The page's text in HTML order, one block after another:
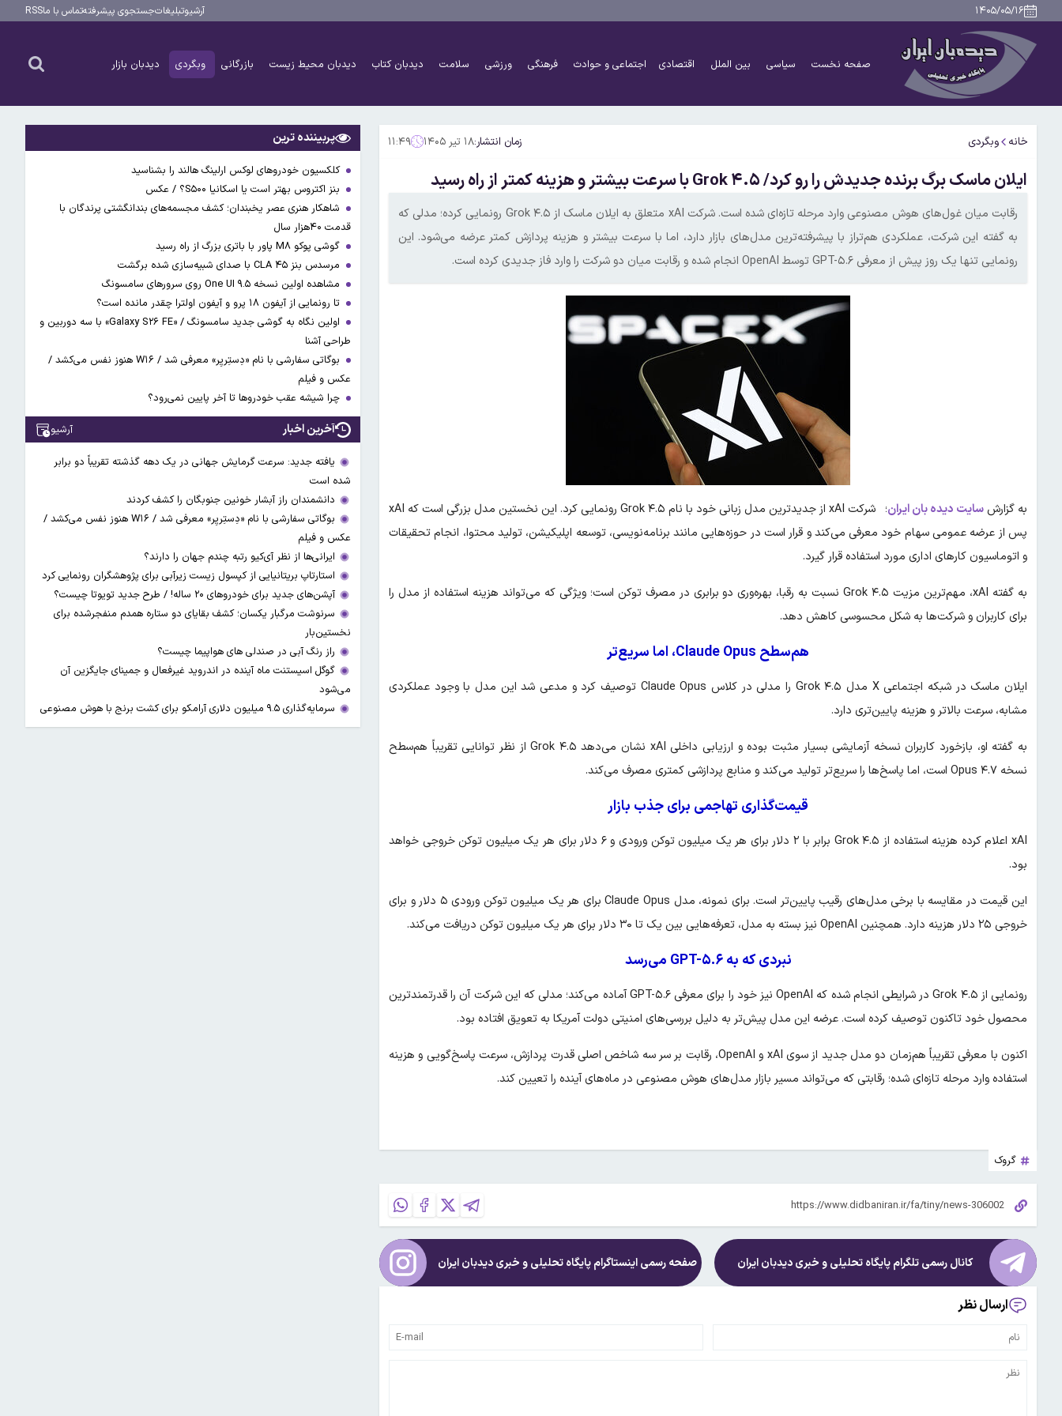
۱۴۰۵/۰۵/۱۶ آرشیوتبلیغاتجستجوی پیشرفتهتماس با ماRSS
صفحه نخست سیاسی بین الملل اقتصادی اجتماعی و حوادث فرهنگی ورزشی سلامت دیدبان کتاب دیدبان محیط زیست بازرگانی وبگردی دیدبان بازار
خانه وبگردی زمان انتشار:۱۸ تیر ۱۴۰۵ ۱۱:۴۹
ایلان ماسک برگ برنده جدیدش را رو کرد/ Grok ۴.۵ با سرعت بیشتر و هزینه کمتر از راه رسید
رقابت میان غول‌های هوش مصنوعی وارد مرحله تازه‌ای شده است. شرکت xAI متعلق به ایلان ماسک از Grok ۴.۵ رونمایی کرده؛ مدلی که
به گفته این شرکت، عملکردی هم‌تراز با پیشرفته‌ترین مدل‌های بازار دارد، اما با سرعت بیشتر و هزینه پردازش کمتر عرضه می‌شود. این
رونمایی تنها یک روز پیش از معرفی GPT-۵.۶ توسط OpenAI انجام شده و رقابت میان دو شرکت را وارد فاز جدیدی کرده است.
به گزارشسایت دیده بان ایران
؛ شرکت xAI از جدیدترین مدل زبانی خود با نام Grok ۴.۵ رونمایی کرد. این نخستین مدل بزرگی است که xAI
پس از عرضه عمومی سهام خود معرفی می‌کند و قرار است در حوزه‌هایی مانند برنامه‌نویسی، توسعه اپلیکیشن، تولید محتوا، انجام تحقیقات
و اتوماسیون کارهای اداری مورد استفاده قرار گیرد.
به گفته xAI، مهم‌ترین مزیت Grok ۴.۵ نسبت به رقبا، بهره‌وری دو برابری در مصرف توکن است؛ ویژگی‌ که می‌تواند هزینه استفاده از مدل را
برای کاربران و شرکت‌ها به شکل محسوسی کاهش دهد.
هم‌سطح Claude Opus، اما سریع‌تر
ایلان ماسک در شبکه اجتماعی X مدل Grok ۴.۵ را مدلی در کلاس Claude Opus توصیف کرد و مدعی شد این مدل با وجود عملکردی
مشابه، سرعت بالاتر و هزینه پایین‌تری دارد.
به گفته او، بازخورد کاربران نسخه آزمایشی بسیار مثبت بوده و ارزیابی داخلی xAI نشان می‌دهد Grok ۴.۵ از نظر توانایی تقریباً هم‌سطح
نسخه Opus ۴.۷ است، اما پاسخ‌ها را سریع‌تر تولید می‌کند و منابع پردازشی کمتری مصرف می‌کند.
قیمت‌گذاری تهاجمی برای جذب بازار
xAI اعلام کرده هزینه استفاده از Grok ۴.۵ برابر با ۲ دلار برای هر یک میلیون توکن ورودی و ۶ دلار برای هر یک میلیون توکن خروجی خواهد
بود.
این قیمت در مقایسه با برخی مدل‌های رقیب پایین‌تر است. برای نمونه، مدل Claude Opus برای هر یک میلیون توکن ورودی ۵ دلار و برای
خروجی ۲۵ دلار هزینه دارد. همچنین OpenAI نیز بسته به مدل، تعرفه‌هایی بین یک تا ۳۰ دلار برای هر یک میلیون توکن دریافت می‌کند.
نبردی که به GPT-۵.۶ می‌رسد
رونمایی از Grok ۴.۵ در شرایطی انجام شده که OpenAI نیز خود را برای معرفی GPT-۵.۶ آماده می‌کند؛ مدلی که این شرکت آن را قدرتمندترین
محصول خود تاکنون توصیف کرده است. عرضه این مدل پیش‌تر به دلیل بررسی‌های امنیتی دولت آمریکا به تعویق افتاده بود.
اکنون با معرفی تقریباً هم‌زمان دو مدل جدید از سوی xAI و OpenAI، رقابت بر سر سه شاخص اصلی قدرت پردازش، سرعت پاسخ‌گویی و هزینه
استفاده وارد مرحله تازه‌ای شده؛ رقابتی که می‌تواند مسیر بازار مدل‌های هوش مصنوعی در ماه‌های آینده را تعیین کند.
گروک
کانال رسمی تلگرام پایگاه تحلیلی و خبریدیدبان ایران صفحه رسمی اینستاگرام پایگاه تحلیلی و خبریدیدبان ایران
ارسال نظر
پربیننده ترین
کلکسیون خودروهای لوکس ارلینگ هالند را بشناسید
بنز اکتروس بهتر است یا اسکانیا S۵۰۰؟ / عکس
شاهکار هنری عصر یخبندان؛ کشف مجسمه‌های بندانگشتی‌ پرندگان با
قدمت ۴۰هزار سال
گوشی پوکو M۸ پاور با باتری بزرگ از راه رسید
مرسدس بنز CLA ۴۵ با صدای شبیه‌سازی شده برگشت
مشاهده اولین نسخه One UI ۹.۵ روی سرورهای سامسونگ
تا رونمایی از آیفون ۱۸ پرو و آیفون اولترا چقدر مانده است؟
اولین نگاه به گوشی جدید سامسونگ / «Galaxy S۲۶ FE» با سه دوربین و
طراحی آشنا
بوگاتی سفارشی با نام «دِستِریِر» معرفی شد / W۱۶ هنوز نفس می‌کشد /
عکس و فیلم
چرا شیشه عقب خودروها تا آخر پایین نمی‌رود؟
آخرین اخبار آرشیو
یافته جدید: سرعت گرمایش جهانی در یک دهه گذشته تقریباً دو برابر
شده است
دانشمندان راز آبشار خونین جنوبگان را کشف کردند
بوگاتی سفارشی با نام «دِستِریِر» معرفی شد / W۱۶ هنوز نفس می‌کشد /
عکس و فیلم
ایرانی‌ها از نظر آی‌کیو رتبه چندم جهان را دارند؟
استارتاپ بریتانیایی از کپسول زیست زیرآبی برای پژوهشگران رونمایی کرد
آپشن‌های جدید برای خودروهای ۲۰ ساله! / طرح جدید تویوتا چیست؟
سرنوشت مرگبار یکسان؛ کشف بقایای دو ستاره همدم منفجرشده برای
نخستین‌بار
راز رنگ آبی در صندلی های هواپیما چیست؟
گوگل اسیستنت ماه آینده در اندروید غیرفعال و جمینای جایگزین آن
می‌شود
سرمایه‌گذاری ۹.۵ میلیون دلاری آرامکو برای کشت برنج با هوش مصنوعی